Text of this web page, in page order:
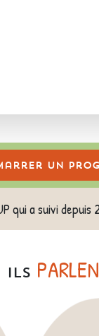
un
qui a suivi
ILS